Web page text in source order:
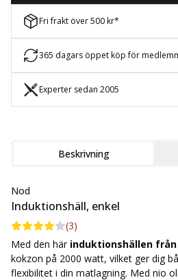
vilket gör den till ett både praktiskt
Du rengör den enkelt genom att
Fri frakt över 500 kr*
365 dagars öppet köp för
Experter sedan 2005
Beskrivning
Nod
Induktionshäll, enkel
(3)
Med den härinduktionshällen från
kokzon på 2000 watt, vilket ger dig
flexibilitet i din matlagning. Med nio